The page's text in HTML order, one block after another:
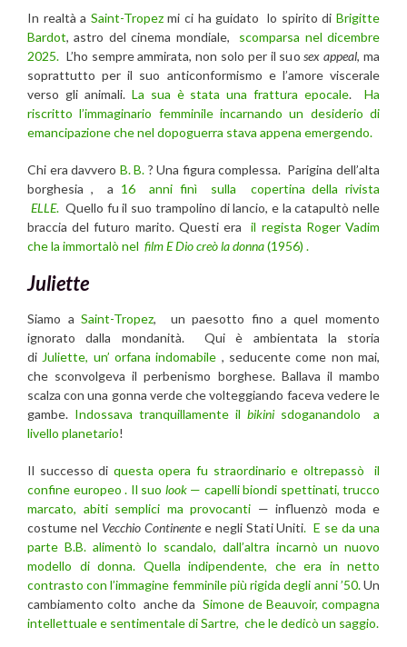
In realtà a Saint-Tropezmi ci ha guidato lo spirito di Brigitte
Bardot, astro del cinema mondiale,
scomparsa nel dicembre
2025. L’ho sempre ammirata, non solo per il suosex appeal, ma
soprattutto per il suo anticonformismo e l’amore viscerale
verso gli animali. La sua è stata una frattura epocale.Ha
riscritto l’immaginario femminile incarnando un desiderio di
emancipazione che nel dopoguerra stava appena emergendo.
Chi era davvero B. B. ? Una figura complessa. Parigina dell’alta
borghesia , a 16 anni finì sulla copertina della rivista
ELLE. Quello fu il suo trampolino di lancio, e la catapultò nelle
braccia del futuro marito. Questi erail regista Roger Vadim
che la immortalò nel film E Dio creò la donna(1956) .
Juliette
Siamo aSaint-Tropez, un paesotto fino a quel momento
ignorato dalla mondanità. Qui è ambientata la storia
di Juliette, un’ orfana indomabile , seducente come non mai,
che sconvolgeva il perbenismo borghese. Ballava il mambo
scalza con una gonna verde che volteggiando faceva vedere le
gambe. Indossava tranquillamente il bikini sdoganandolo a
livello planetario!
Il successo di questa opera fu straordinario e oltrepassò il
confine europeo . Il suo look— capelli biondi spettinati, trucco
marcato, abiti semplici ma provocanti — influenzò moda e
costume nel Vecchio Continentee negli Stati Uniti. E se da una
parte B.B. alimentò lo scandalo, dall’altra incarnò un nuovo
modello di donna. Quella indipendente, che era in netto
contrasto con l’immagine femminile più rigida degli anni ’50.Un
cambiamento colto anche da Simone de Beauvoir, compagna
intellettuale e sentimentale di Sartre, che le dedicò un saggio.